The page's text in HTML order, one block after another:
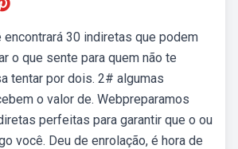
encontrará 30 indiretas que podem
o que sente para quem não te
tentar por dois. 2# algumas
o valor de. Webpreparamos
perfeitas para garantir que o ou
você. Deu de enrolação, é hora de